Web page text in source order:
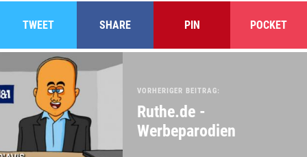
TWEET SHARE PIN POCKET
VORHERIGER BEITRAG:
Ruthe.de -
Werbeparodien